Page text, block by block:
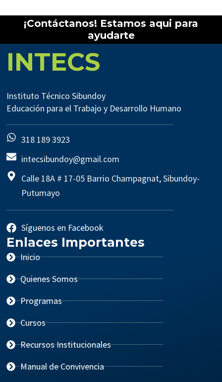
¡Contáctanos! Estamos aqui para
ayudarte
INTECS
Instituto Técnico Sibundoy
Educación para el Trabajo y Desarrollo Humano
318 189 3923
intecsibundoy@gmail.com
Calle 18A # 17-05 Barrio Champagnat, Sibundoy-
Putumayo
Síguenos en Facebook
Enlaces Importantes
Inicio
Quienes Somos
Programas
Cursos
Recursos Institucionales
Manual de Convivencia